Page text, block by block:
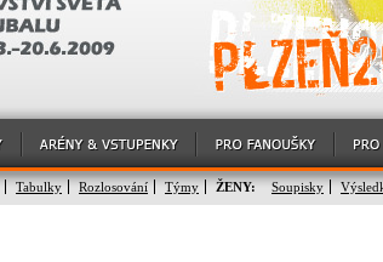
Tabulky Rozlosování Týmy ŽENY: Soupisky